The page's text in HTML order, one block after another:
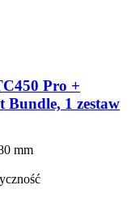
Pro +
Bundle, 1 zestaw
mm